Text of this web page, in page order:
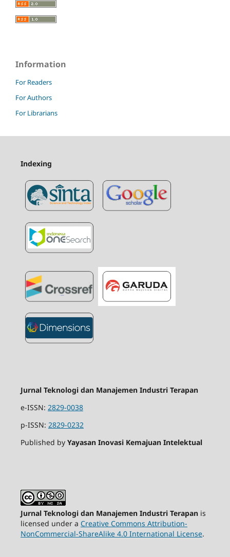
Information
For Readers
For Authors
For Librarians
Indexing
Jurnal Teknologi dan Manajemen Industri Terapan
e-ISSN: 2829-0038
p-ISSN: 2829-0232
Published by Yayasan Inovasi Kemajuan Intelektual
Jurnal Teknologi dan Manajemen Industri Terapanis
licensed under a Creative Commons Attribution-
NonCommercial-ShareAlike 4.0 International License.